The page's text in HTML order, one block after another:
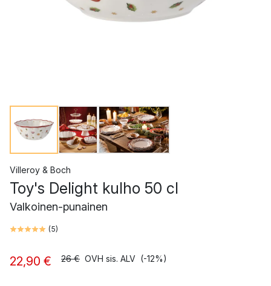
Villeroy & Boch
Toy's Delight kulho 50 cl
Valkoinen-punainen
(5)
22,90 € 26 € OVH sis. ALV (-12%)